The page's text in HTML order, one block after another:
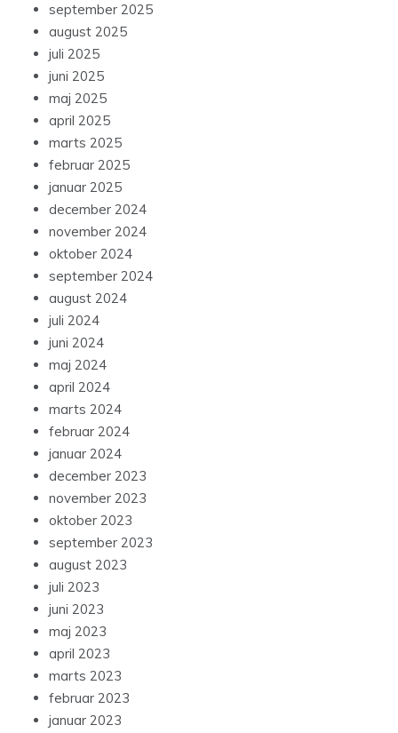
september 2025
august 2025
juli 2025
juni 2025
maj 2025
april 2025
marts 2025
februar 2025
januar 2025
december 2024
november 2024
oktober 2024
september 2024
august 2024
juli 2024
juni 2024
maj 2024
april 2024
marts 2024
februar 2024
januar 2024
december 2023
november 2023
oktober 2023
september 2023
august 2023
juli 2023
juni 2023
maj 2023
april 2023
marts 2023
februar 2023
januar 2023